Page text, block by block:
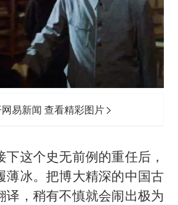
易新闻 查看精彩图片
下这个史无前例的重任后，
薄冰。把博大精深的中国古
译，稍有不慎就会闹出极为